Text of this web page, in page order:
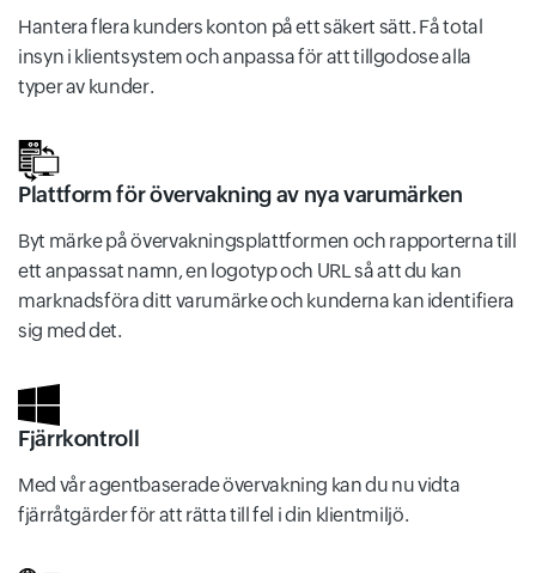
Hantera flera kunders konton på ett säkert sätt. Få total
insyn i klientsystem och anpassa för att tillgodose alla
typer av kunder.
Plattform för övervakning av nya varumärken
Byt märke på övervakningsplattformen och rapporterna till
ett anpassat namn, en logotyp och URL så att du kan
marknadsföra ditt varumärke och kunderna kan identifiera
sig med det.
Fjärrkontroll
Med vår agentbaserade övervakning kan du nu vidta
fjärråtgärder för att rätta till fel i din klientmiljö.